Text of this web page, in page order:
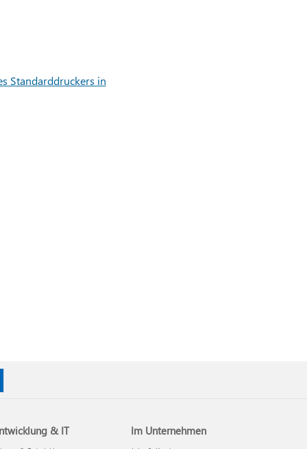
Standarddruckers in
& IT Im Unternehmen